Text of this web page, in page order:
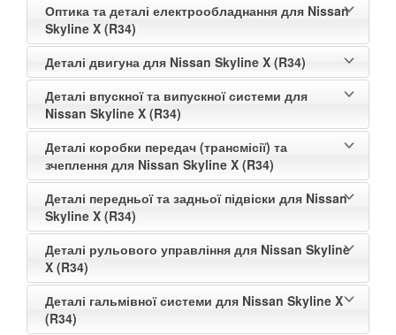
Оптика та деталі електрообладнання для Nissan
Skyline X (R34)
Деталі двигуна для Nissan Skyline X (R34)
Деталі впускної та випускної системи для
Nissan Skyline X (R34)
Деталі коробки передач (трансмісії) та
зчеплення для Nissan Skyline X (R34)
Деталі передньої та задньої підвіски для Nissan
Skyline X (R34)
Деталі рульового управління для Nissan Skyline
X (R34)
Деталі гальмівної системи для Nissan Skyline X
(R34)